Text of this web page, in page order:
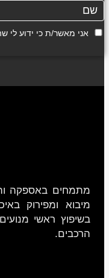
אני מאשר/ת כי ידוע לי
מתמחים באספקה
מיבוא ומפירוק
בשיפוץ ראשי
הרכבים.